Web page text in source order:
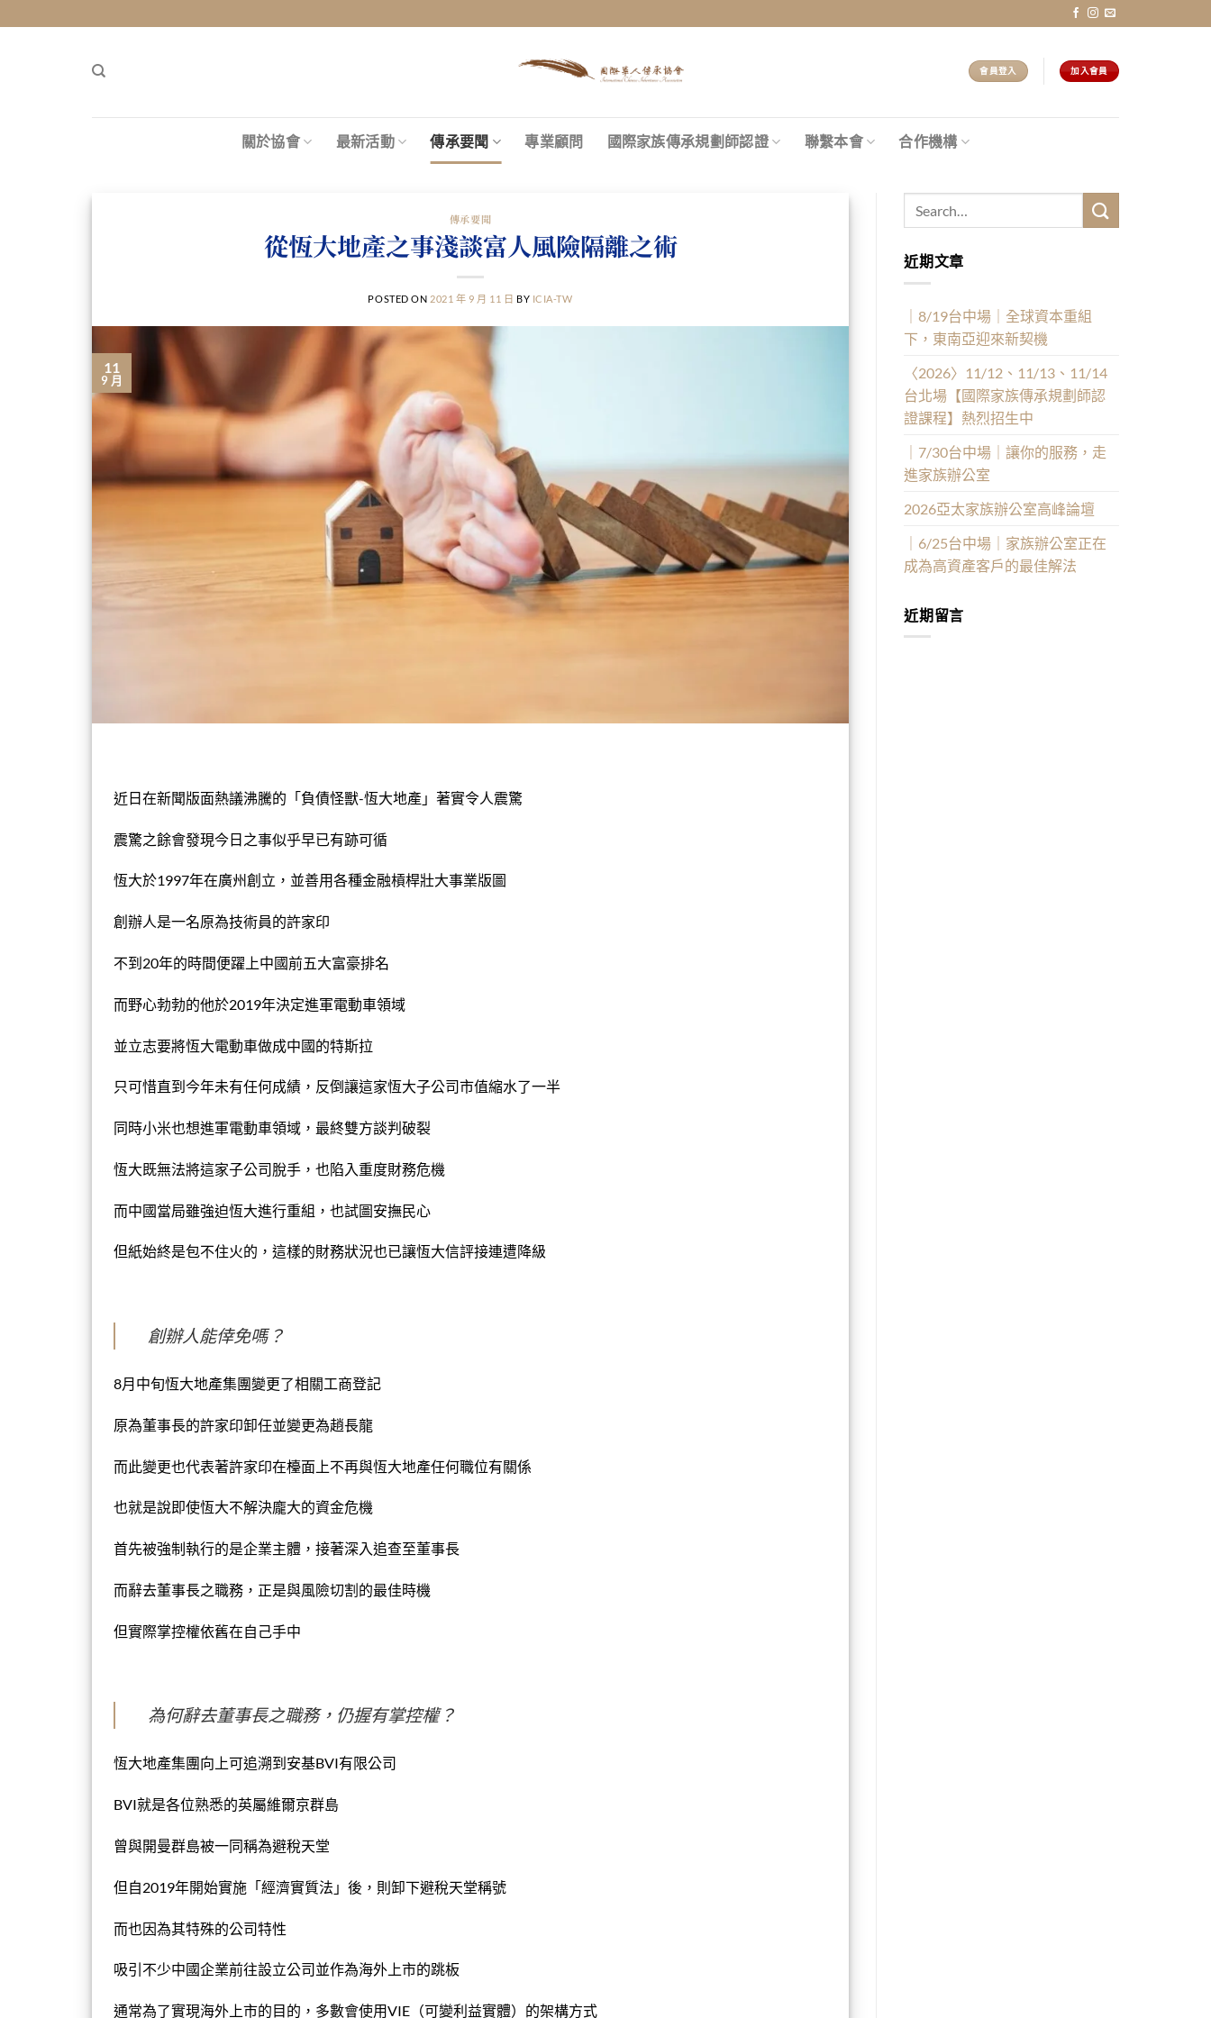
to
會員登入 加入會員
關於協會 最新活動 傳承要聞 專業顧問 國際家族傳承規劃師認證 聯繫本會 合作機構
傳承要聞
從恆大地產之事淺談富人風險隔離之術
POSTED ON 2021 年 9 月 11 日 BY ICIA-TW
11
9 月
近日在新聞版面熱議沸騰的「負債怪獸-恆大地產」著實令人震驚
震驚之餘會發現今日之事似乎早已有跡可循
恆大於1997年在廣州創立，並善用各種金融槓桿壯大事業版圖
創辦人是一名原為技術員的許家印
不到20年的時間便躍上中國前五大富豪排名
而野心勃勃的他於2019年決定進軍電動車領域
並立志要將恆大電動車做成中國的特斯拉
只可惜直到今年未有任何成績，反倒讓這家恆大子公司市值縮水了一半
同時小米也想進軍電動車領域，最終雙方談判破裂
恆大既無法將這家子公司脫手，也陷入重度財務危機
而中國當局雖強迫恆大進行重組，也試圖安撫民心
但紙始終是包不住火的，這樣的財務狀況也已讓恆大信評接連遭降級
創辦人能倖免嗎？
8月中旬恆大地產集團變更了相關工商登記
原為董事長的許家印卸任並變更為趙長龍
而此變更也代表著許家印在檯面上不再與恆大地產任何職位有關係
也就是說即使恆大不解決龐大的資金危機
首先被強制執行的是企業主體，接著深入追查至董事長
而辭去董事長之職務，正是與風險切割的最佳時機
但實際掌控權依舊在自己手中
為何辭去董事長之職務，仍握有掌控權？
恆大地產集團向上可追溯到安基BVI有限公司
BVI就是各位熟悉的英屬維爾京群島
曾與開曼群島被一同稱為避稅天堂
但自2019年開始實施「經濟實質法」後，則卸下避稅天堂稱號
而也因為其特殊的公司特性
吸引不少中國企業前往設立公司並作為海外上市的跳板
通常為了實現海外上市的目的，多數會使用VIE（可變利益實體）的架構方式
近期文章
｜8/19台中場｜全球資本重組
下，東南亞迎來新契機
〈2026〉11/12、11/13、11/14
台北場【國際家族傳承規劃師認
證課程】熱烈招生中
｜7/30台中場｜讓你的服務，走
進家族辦公室
2026亞太家族辦公室高峰論壇
｜6/25台中場｜家族辦公室正在
成為高資產客戶的最佳解法
近期留言